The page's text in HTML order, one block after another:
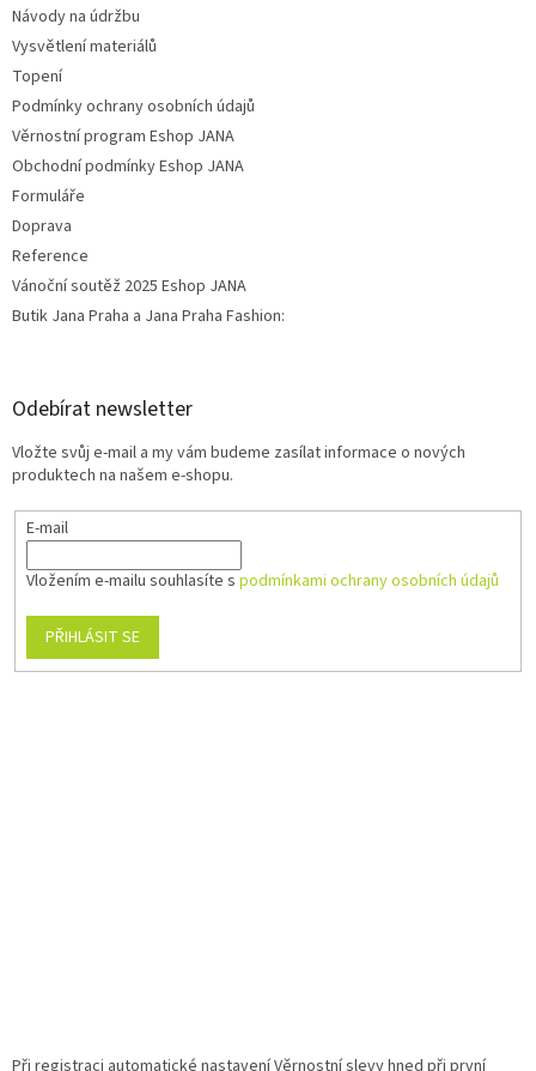
Návody na údržbu
Vysvětlení materiálů
Topení
Podmínky ochrany osobních údajů
Věrnostní program Eshop JANA
Obchodní podmínky Eshop JANA
Formuláře
Doprava
Reference
Vánoční soutěž 2025 Eshop JANA
Butik Jana Praha a Jana Praha Fashion:
Odebírat newsletter
Vložte svůj e-mail a my vám budeme zasílat informace o nových
produktech na našem e-shopu.
E-mail
Vložením e-mailu souhlasíte s podmínkami ochrany osobních údajů
PŘIHLÁSIT SE